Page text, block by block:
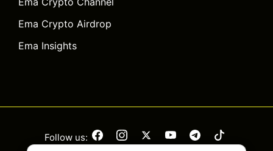
Ema Crypto Airdrop
Ema Insights
Follow us: